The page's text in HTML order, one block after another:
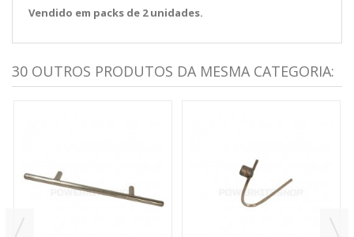
Vendido em packs de 2 unidades.
30 OUTROS PRODUTOS DA MESMA CATEGORIA: